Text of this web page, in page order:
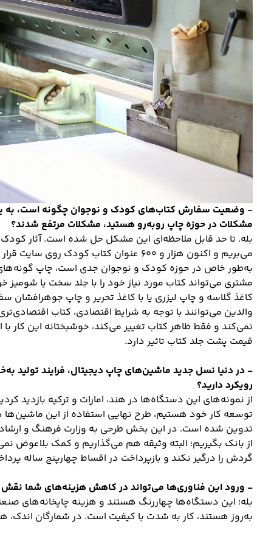
- وضعیت سفارش کتاب‌های کودک و نوجوان چگونه است، به یاد
مشکلات در حوزه چاپ روبه‌رو هستید، مشکلات مرتفع شدند؟
می‌بریم و اکنون هزار و ۶۰۰ عنوان کتاب
به‌طور خاص در حوزه کودک و نوجوان جدی است، چاپ گونه‌های
مشتری می‌تواند کتاب مورد نیاز خود را با جلد سخت یا شومیز
کاغذ گلاسه و چاپ لیزری یا با کاغذ تحریر و چاپ جوهرافشان
والدین می‌توانند با توجه به شرایط اقتصادی، کتاب
قیمت پشت جلد کتاب تاثیر دارد.
رویکرد دارید؟
از نمونه‌های این دستگاه‌ها در هند، امارات و ترکیه بازدید
توسعه کار خود هستیم، طرح نهایی استفاده از این
تدوین شده است. در این بخش طرحی به وزارت فرهنگ و ارشاد
از بانک بگیریم؛ البته وثیقه هم می‌گذاریم و کمک بلاعوض
گردش را درگیر نکند و بازپرداخت در اقساط چهارپنج ساله
- ورود این فناوری‌ها می‌تواند در کاهش هزینه‌های شما نقش
بله؛ این دستگاه‌ها چهاررنگ هستند و هزینه چاپخانه‌های
به‌روز هستند، کار به شدت با کیفیت است. در شمارگان اندک، هزینه چاپ حدود ۸۰ درصد